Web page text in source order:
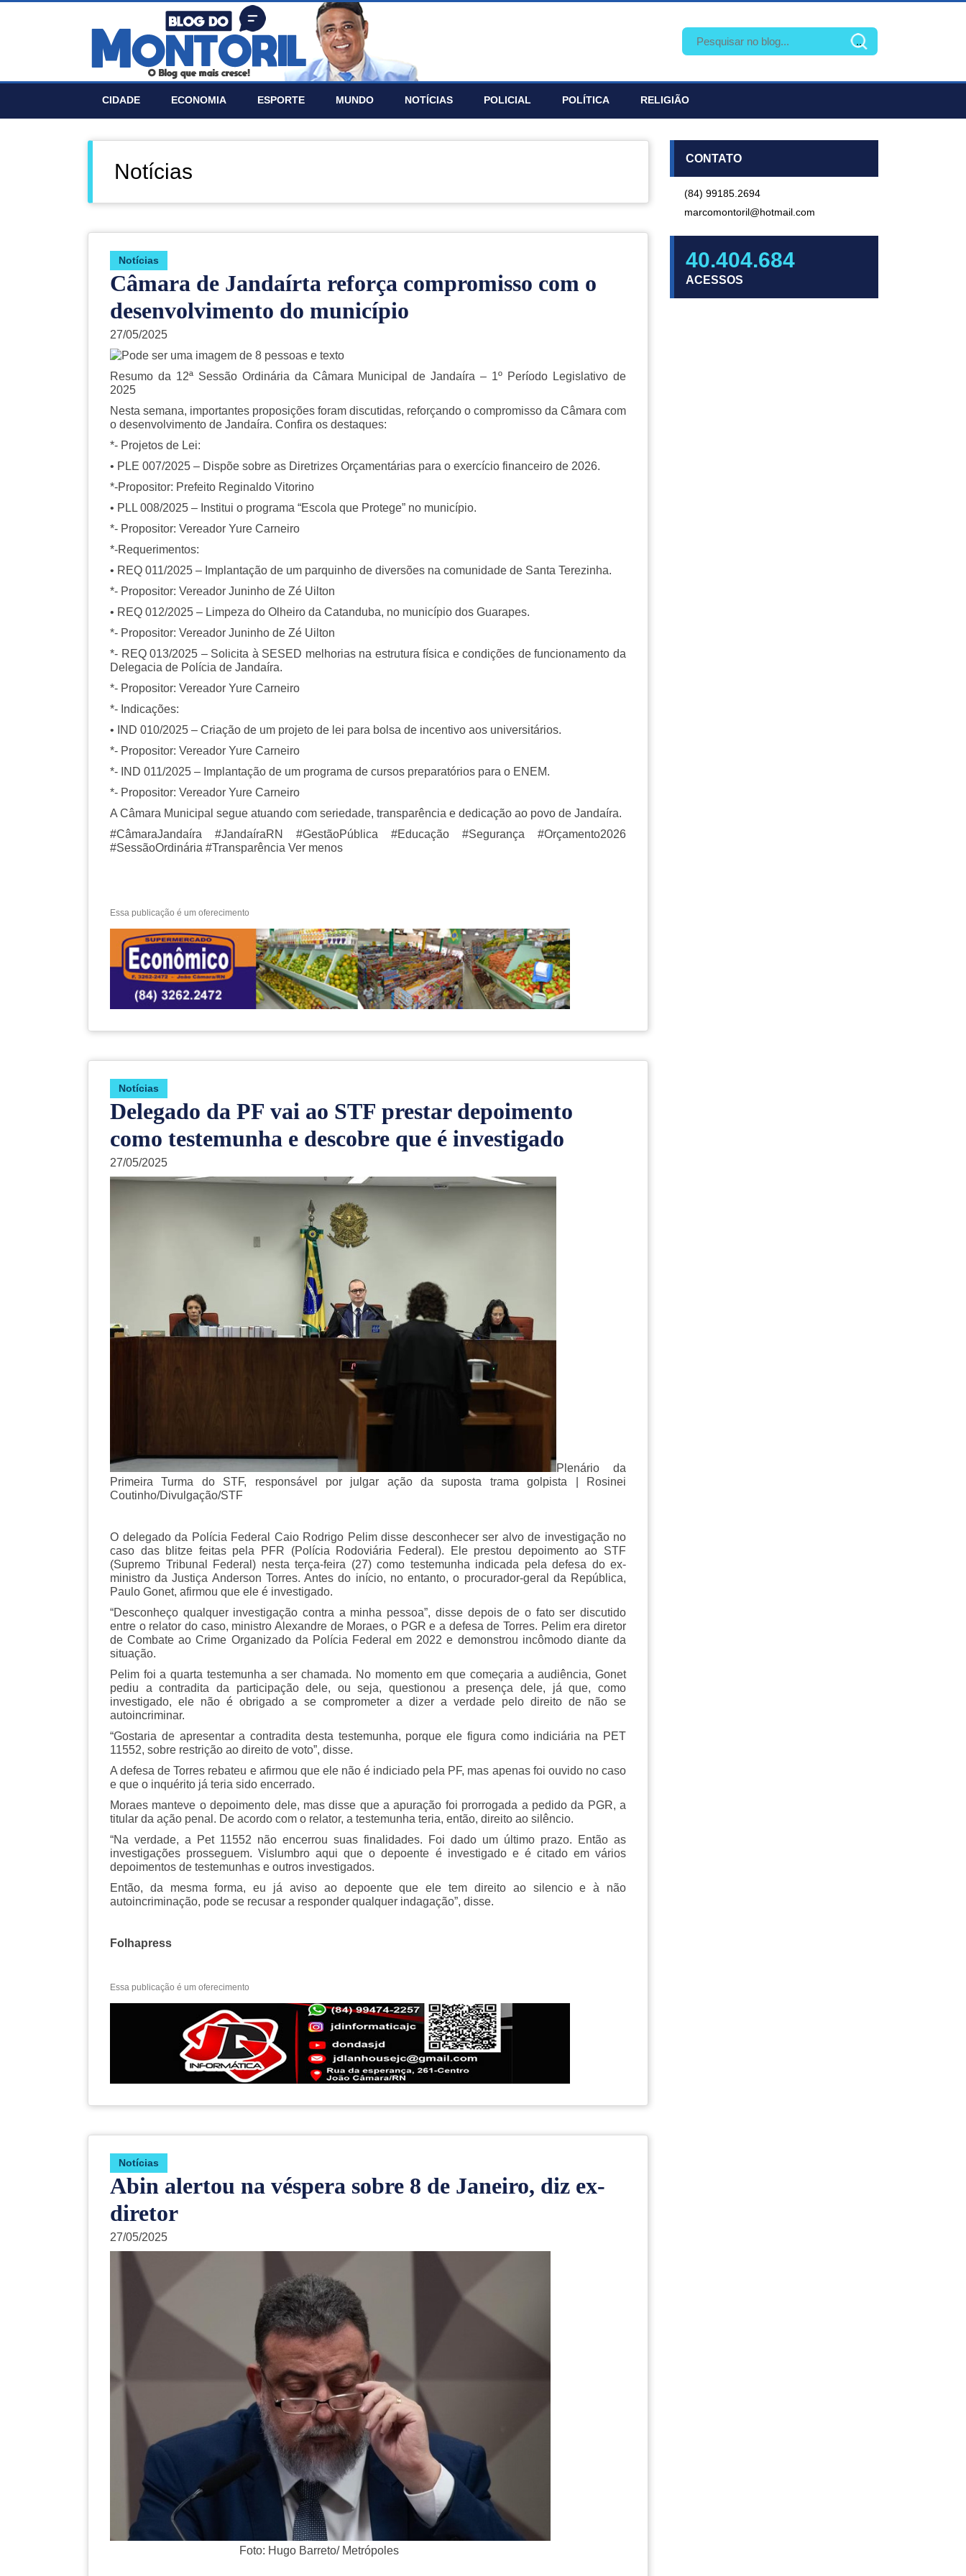
CIDADE ECONOMIA ESPORTE MUNDO NOTÍ­CIAS POLICIAL POLÍTICA RELIGIÃO
Notí­cias
Notí­cias
Câmara de Jandaírta reforça compromisso com o
desenvolvimento do município
27/05/2025
Resumo da 12ª Sessão Ordinária da Câmara Municipal de Jandaíra – 1º Período Legislativo de
2025
Nesta semana, importantes proposições foram discutidas, reforçando o compromisso da Câmara com
o desenvolvimento de Jandaíra. Confira os destaques:
*- Projetos de Lei:
• PLE 007/2025 – Dispõe sobre as Diretrizes Orçamentárias para o exercício financeiro de 2026.
*-Propositor: Prefeito Reginaldo Vitorino
• PLL 008/2025 – Institui o programa “Escola que Protege” no município.
*- Propositor: Vereador Yure Carneiro
*-Requerimentos:
• REQ 011/2025 – Implantação de um parquinho de diversões na comunidade de Santa Terezinha.
*- Propositor: Vereador Juninho de Zé Uilton
• REQ 012/2025 – Limpeza do Olheiro da Catanduba, no município dos Guarapes.
*- Propositor: Vereador Juninho de Zé Uilton
*- REQ 013/2025 – Solicita à SESED melhorias na estrutura física e condições de funcionamento da
Delegacia de Polícia de Jandaíra.
*- Propositor: Vereador Yure Carneiro
*- Indicações:
• IND 010/2025 – Criação de um projeto de lei para bolsa de incentivo aos universitários.
*- Propositor: Vereador Yure Carneiro
*- IND 011/2025 – Implantação de um programa de cursos preparatórios para o ENEM.
*- Propositor: Vereador Yure Carneiro
A Câmara Municipal segue atuando com seriedade, transparência e dedicação ao povo de Jandaíra.
#CâmaraJandaíra #JandaíraRN #GestãoPública #Educação #Segurança #Orçamento2026
#SessãoOrdinária #Transparência Ver menos
Essa publicação é um oferecimento
Notí­cias
Delegado da PF vai ao STF prestar depoimento
como testemunha e descobre que é investigado
27/05/2025
Plenário da
Primeira Turma do STF, responsável por julgar ação da suposta trama golpista | Rosinei
Coutinho/Divulgação/STF
O delegado da Polícia Federal Caio Rodrigo Pelim disse desconhecer ser alvo de investigação no
caso das blitze feitas pela PFR (Polícia Rodoviária Federal). Ele prestou depoimento ao STF
(Supremo Tribunal Federal) nesta terça-feira (27) como testemunha indicada pela defesa do ex-
ministro da Justiça Anderson Torres. Antes do início, no entanto, o procurador-geral da República,
Paulo Gonet, afirmou que ele é investigado.
“Desconheço qualquer investigação contra a minha pessoa”, disse depois de o fato ser discutido
entre o relator do caso, ministro Alexandre de Moraes, o PGR e a defesa de Torres. Pelim era diretor
de Combate ao Crime Organizado da Polícia Federal em 2022 e demonstrou incômodo diante da
situação.
Pelim foi a quarta testemunha a ser chamada. No momento em que começaria a audiência, Gonet
pediu a contradita da participação dele, ou seja, questionou a presença dele, já que, como
investigado, ele não é obrigado a se comprometer a dizer a verdade pelo direito de não se
autoincriminar.
“Gostaria de apresentar a contradita desta testemunha, porque ele figura como indiciária na PET
11552, sobre restrição ao direito de voto”, disse.
A defesa de Torres rebateu e afirmou que ele não é indiciado pela PF, mas apenas foi ouvido no caso
e que o inquérito já teria sido encerrado.
Moraes manteve o depoimento dele, mas disse que a apuração foi prorrogada a pedido da PGR, a
titular da ação penal. De acordo com o relator, a testemunha teria, então, direito ao silêncio.
“Na verdade, a Pet 11552 não encerrou suas finalidades. Foi dado um último prazo. Então as
investigações prosseguem. Vislumbro aqui que o depoente é investigado e é citado em vários
depoimentos de testemunhas e outros investigados.
Então, da mesma forma, eu já aviso ao depoente que ele tem direito ao silencio e à não
autoincriminação, pode se recusar a responder qualquer indagação”, disse.
Folhapress
Essa publicação é um oferecimento
Notí­cias
Abin alertou na véspera sobre 8 de Janeiro, diz ex-
diretor
27/05/2025
Foto: Hugo Barreto/ Metrópoles
CONTATO
(84) 99185.2694
marcomontoril@hotmail.com
40.404.684
ACESSOS